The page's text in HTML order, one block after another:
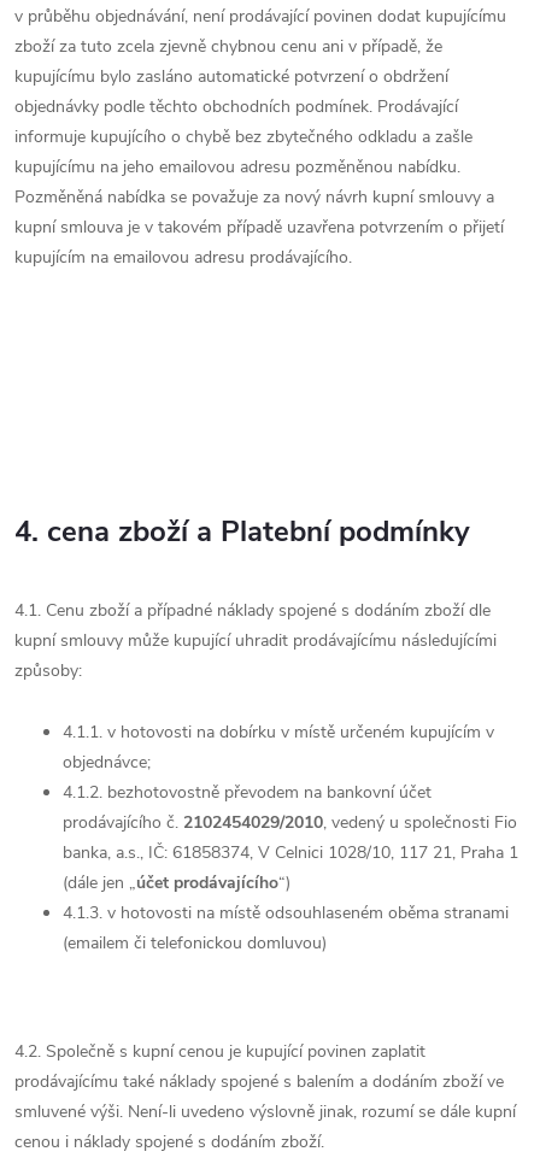
v průběhu objednávání, není prodávající povinen dodat kupujícímu
zboží za tuto zcela zjevně chybnou cenu ani v případě, že
kupujícímu bylo zasláno automatické potvrzení o obdržení
objednávky podle těchto obchodních podmínek. Prodávající
informuje kupujícího o chybě bez zbytečného odkladu a zašle
kupujícímu na jeho emailovou adresu pozměněnou nabídku.
Pozměněná nabídka se považuje za nový návrh kupní smlouvy a
kupní smlouva je v takovém případě uzavřena potvrzením o přijetí
kupujícím na emailovou adresu prodávajícího.
4. cena zboží a Platební podmínky
4.1. Cenu zboží a případné náklady spojené s dodáním zboží dle
kupní smlouvy může kupující uhradit prodávajícímu následujícími
způsoby:
4.1.1. v hotovosti na dobírku v místě určeném kupujícím v
objednávce;
4.1.2. bezhotovostně převodem na bankovní účet
prodávajícího č. 2102454029/2010, vedený u společnosti Fio
banka, a.s., IČ: 61858374, V Celnici 1028/10, 117 21, Praha 1
(dále jen „účet prodávajícího“)
4.1.3. v hotovosti na místě odsouhlaseném oběma stranami
(emailem či telefonickou domluvou)
4.2. Společně s kupní cenou je kupující povinen zaplatit
prodávajícímu také náklady spojené s balením a dodáním zboží ve
smluvené výši. Není-li uvedeno výslovně jinak, rozumí se dále kupní
cenou i náklady spojené s dodáním zboží.